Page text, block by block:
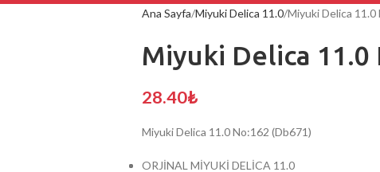
Ana Sayfa Miyuki Delica 11.0 Miyuki Delica 11.0
Miyuki Delica 11.0
28.40₺
Miyuki Delica 11.0 No:162 (Db671)
ORJİNAL MİYUKİ DELİCA 11.0